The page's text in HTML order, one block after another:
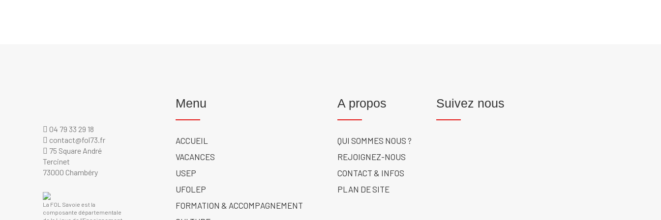
04 79 33 29 18
contact@fol73.fr
75 Square André
Tercinet
73000 Chambéry
La FOL Savoie est la
composante départementale
Menu
ACCUEIL
VACANCES
USEP
UFOLEP
FORMATION & ACCOMPAGNEMENT
A propos
QUI SOMMES NOUS ?
REJOIGNEZ-NOUS
CONTACT & INFOS
PLAN DE SITE
Suivez nous